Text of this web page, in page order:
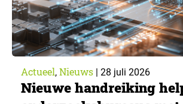
Actueel, Nieuws 28 juli 2026
Nieuwe handreiking